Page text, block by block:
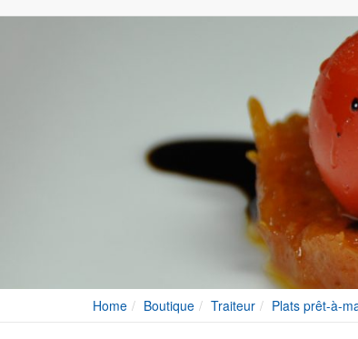
Home Boutique Traiteur Plats prêt-à-